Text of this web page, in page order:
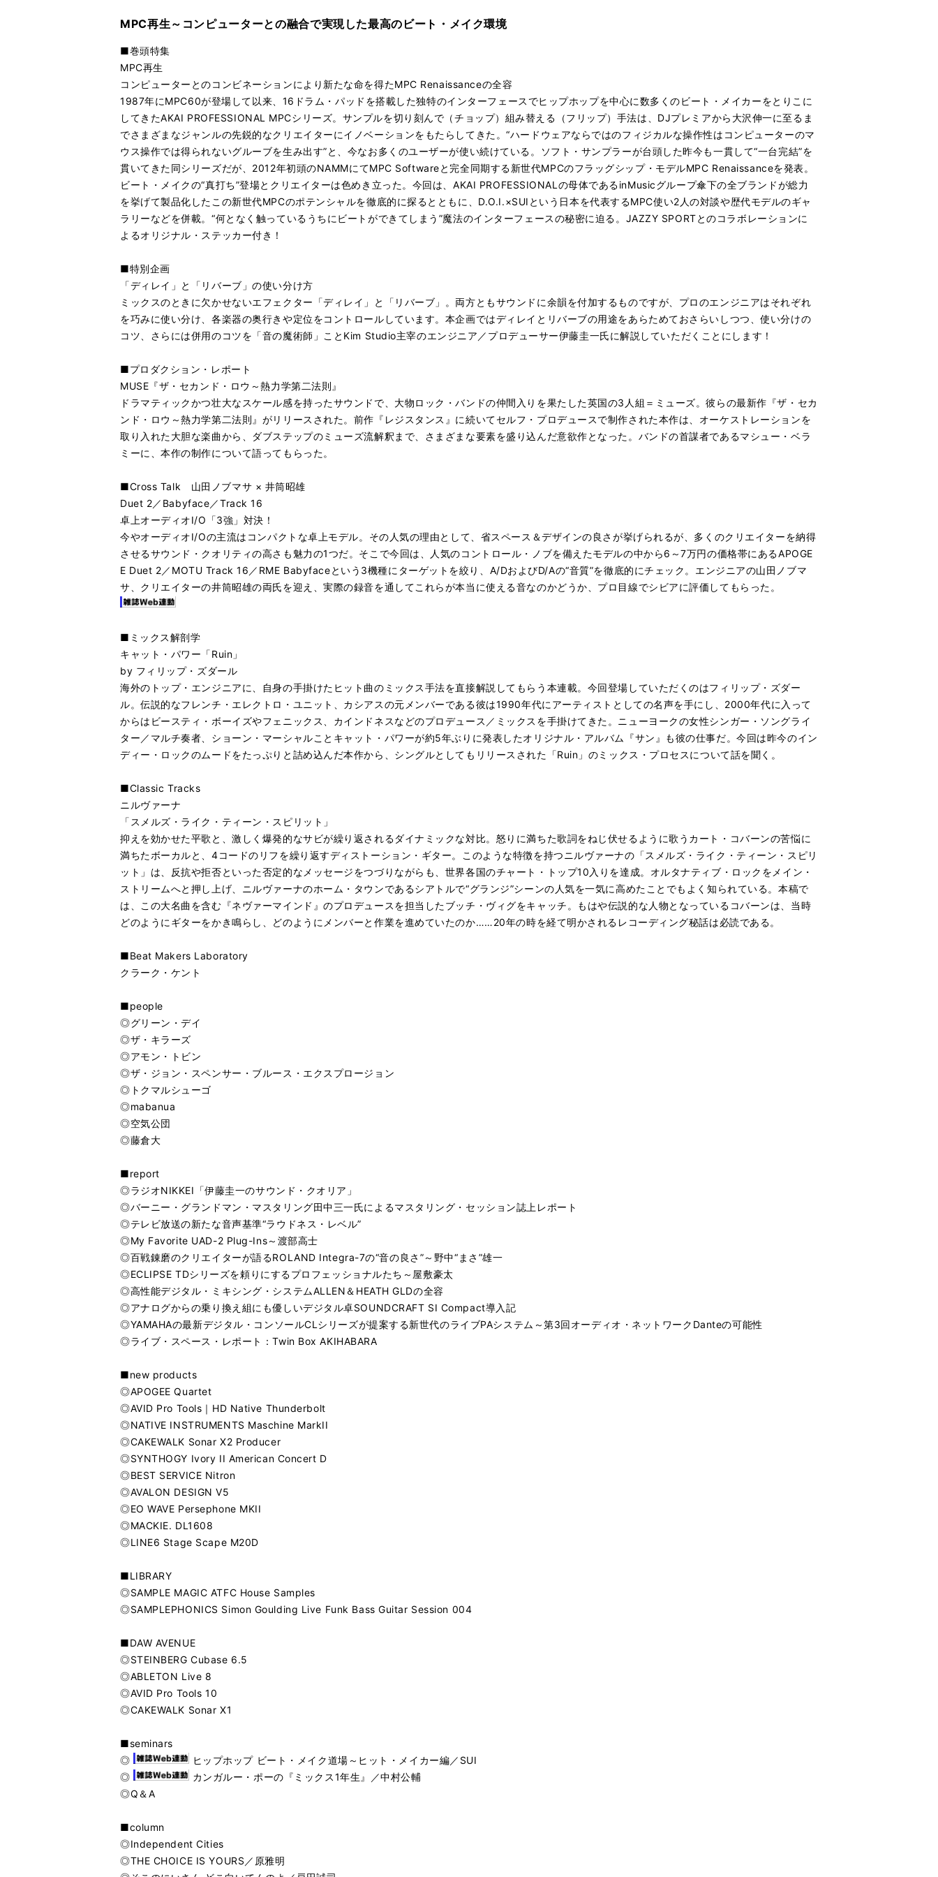
MPC再生～コンピューターとの融合で実現した最高のビート・メイク環境
■巻頭特集
MPC再生
コンピューターとのコンビネーションにより新たな命を得たMPC Renaissanceの全容
1987年にMPC60が登場して以来、16ドラム・パッドを搭載した独特のインターフェースでヒップホップを中心に数多くのビート・メイカーをとりこに
してきたAKAI PROFESSIONAL MPCシリーズ。サンプルを切り刻んで（チョップ）組み替える（フリップ）手法は、DJプレミアから大沢伸一に至るま
でさまざまなジャンルの先鋭的なクリエイターにイノベーションをもたらしてきた。“ハードウェアならではのフィジカルな操作性はコンピューターのマ
ウス操作では得られないグルーブを生み出す”と、今なお多くのユーザーが使い続けている。ソフト・サンプラーが台頭した昨今も一貫して“一台完結”を
貫いてきた同シリーズだが、2012年初頭のNAMMにてMPC Softwareと完全同期する新世代MPCのフラッグシップ・モデルMPC Renaissanceを発表。
ビート・メイクの“真打ち”登場とクリエイターは色めき立った。今回は、AKAI PROFESSIONALの母体であるinMusicグループ傘下の全ブランドが総力
を挙げて製品化したこの新世代MPCのポテンシャルを徹底的に探るとともに、D.O.I.×SUIという日本を代表するMPC使い2人の対談や歴代モデルのギャ
ラリーなどを併載。“何となく触っているうちにビートができてしまう”魔法のインターフェースの秘密に迫る。JAZZY SPORTとのコラボレーションに
よるオリジナル・ステッカー付き！
■特別企画
「ディレイ」と「リバーブ」の使い分け方
ミックスのときに欠かせないエフェクター「ディレイ」と「リバーブ」。両方ともサウンドに余韻を付加するものですが、プロのエンジニアはそれぞれ
を巧みに使い分け、各楽器の奥行きや定位をコントロールしています。本企画ではディレイとリバーブの用途をあらためておさらいしつつ、使い分けの
コツ、さらには併用のコツを「音の魔術師」ことKim Studio主宰のエンジニア／プロデューサー伊藤圭一氏に解説していただくことにします！
■プロダクション・レポート
MUSE『ザ・セカンド・ロウ～熱力学第二法則』
ドラマティックかつ壮大なスケール感を持ったサウンドで、大物ロック・バンドの仲間入りを果たした英国の3人組＝ミューズ。彼らの最新作『ザ・セカ
ンド・ロウ～熱力学第二法則』がリリースされた。前作『レジスタンス』に続いてセルフ・プロデュースで制作された本作は、オーケストレーションを
取り入れた大胆な楽曲から、ダブステップのミューズ流解釈まで、さまざまな要素を盛り込んだ意欲作となった。バンドの首謀者であるマシュー・ベラ
ミーに、本作の制作について語ってもらった。
■Cross Talk 山田ノブマサ × 井筒昭雄
Duet 2／Babyface／Track 16
卓上オーディオI/O「3強」対決！
今やオーディオI/Oの主流はコンパクトな卓上モデル。その人気の理由として、省スペース＆デザインの良さが挙げられるが、多くのクリエイターを納得
させるサウンド・クオリティの高さも魅力の1つだ。そこで今回は、人気のコントロール・ノブを備えたモデルの中から6～7万円の価格帯にあるAPOGE
E Duet 2／MOTU Track 16／RME Babyfaceという3機種にターゲットを絞り、A/DおよびD/Aの“音質”を徹底的にチェック。エンジニアの山田ノブマ
サ、クリエイターの井筒昭雄の両氏を迎え、実際の録音を通してこれらが本当に使える音なのかどうか、プロ目線でシビアに評価してもらった。
■ミックス解剖学
キャット・パワー「Ruin」
by フィリップ・ズダール
海外のトップ・エンジニアに、自身の手掛けたヒット曲のミックス手法を直接解説してもらう本連載。今回登場していただくのはフィリップ・ズダー
ル。伝説的なフレンチ・エレクトロ・ユニット、カシアスの元メンバーである彼は1990年代にアーティストとしての名声を手にし、2000年代に入って
からはビースティ・ボーイズやフェニックス、カインドネスなどのプロデュース／ミックスを手掛けてきた。ニューヨークの女性シンガー・ソングライ
ター／マルチ奏者、ショーン・マーシャルことキャット・パワーが約5年ぶりに発表したオリジナル・アルバム『サン』も彼の仕事だ。今回は昨今のイン
ディー・ロックのムードをたっぷりと詰め込んだ本作から、シングルとしてもリリースされた「Ruin」のミックス・プロセスについて話を聞く。
■Classic Tracks
ニルヴァーナ
「スメルズ・ライク・ティーン・スピリット」
抑えを効かせた平歌と、激しく爆発的なサビが繰り返されるダイナミックな対比。怒りに満ちた歌詞をねじ伏せるように歌うカート・コバーンの苦悩に
満ちたボーカルと、4コードのリフを繰り返すディストーション・ギター。このような特徴を持つニルヴァーナの「スメルズ・ライク・ティーン・スピリ
ット」は、反抗や拒否といった否定的なメッセージをつづりながらも、世界各国のチャート・トップ10入りを達成。オルタナティブ・ロックをメイン・
ストリームへと押し上げ、ニルヴァーナのホーム・タウンであるシアトルで“グランジ”シーンの人気を一気に高めたことでもよく知られている。本稿で
は、この大名曲を含む『ネヴァーマインド』のプロデュースを担当したブッチ・ヴィグをキャッチ。もはや伝説的な人物となっているコバーンは、当時
どのようにギターをかき鳴らし、どのようにメンバーと作業を進めていたのか……20年の時を経て明かされるレコーディング秘話は必読である。
■Beat Makers Laboratory
クラーク・ケント
■people
◎グリーン・デイ
◎ザ・キラーズ
◎アモン・トビン
◎ザ・ジョン・スペンサー・ブルース・エクスプロージョン
◎トクマルシューゴ
◎mabanua
◎空気公団
◎藤倉大
■report
◎ラジオNIKKEI「伊藤圭一のサウンド・クオリア」
◎バーニー・グランドマン・マスタリング田中三一氏によるマスタリング・セッション誌上レポート
◎テレビ放送の新たな音声基準“ラウドネス・レベル”
◎My Favorite UAD-2 Plug-Ins～渡部高士
◎百戦錬磨のクリエイターが語るROLAND Integra-7の“音の良さ”～野中“まさ”雄一
◎ECLIPSE TDシリーズを頼りにするプロフェッショナルたち～屋敷豪太
◎高性能デジタル・ミキシング・システムALLEN＆HEATH GLDの全容
◎アナログからの乗り換え組にも優しいデジタル卓SOUNDCRAFT SI Compact導入記
◎YAMAHAの最新デジタル・コンソールCLシリーズが提案する新世代のライブPAシステム～第3回オーディオ・ネットワークDanteの可能性
◎ライブ・スペース・レポート：Twin Box AKIHABARA
■new products
◎APOGEE Quartet
◎AVID Pro Tools｜HD Native Thunderbolt
◎NATIVE INSTRUMENTS Maschine MarkII
◎CAKEWALK Sonar X2 Producer
◎SYNTHOGY Ivory II American Concert D
◎BEST SERVICE Nitron
◎AVALON DESIGN V5
◎EO WAVE Persephone MKII
◎MACKIE. DL1608
◎LINE6 Stage Scape M20D
■LIBRARY
◎SAMPLE MAGIC ATFC House Samples
◎SAMPLEPHONICS Simon Goulding Live Funk Bass Guitar Session 004
■DAW AVENUE
◎STEINBERG Cubase 6.5
◎ABLETON Live 8
◎AVID Pro Tools 10
◎CAKEWALK Sonar X1
■seminars
◎
ヒップホップ ビート・メイク道場～ヒット・メイカー編／SUI
◎
カンガルー・ポーの『ミックス1年生』／中村公輔
◎Q＆A
■column
◎Independent Cities
◎THE CHOICE IS YOURS／原雅明